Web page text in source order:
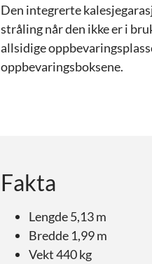
Den integrerte
stråling når den ikke er i
allsidige
oppbevaringsboksene.
Fakta
Lengde 5,13 m
Bredde 1,99 m
Vekt 440 kg